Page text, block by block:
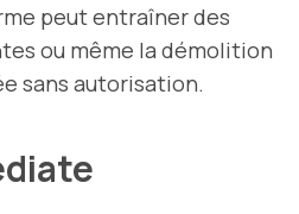
peut entraîner des
ou même la démolition
sans autorisation.